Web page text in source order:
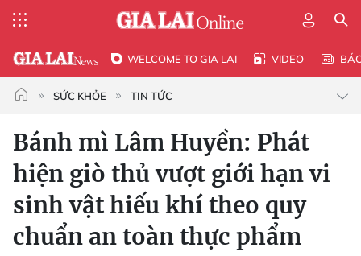
WELCOME TO GIA LAI VIDEO
SỨC KHỎE TIN TỨC
Bánh mì Lâm Huyền: Phát
hiện giò thủ vượt giới hạn vi
sinh vật hiếu khí theo quy
chuẩn an toàn thực phẩm